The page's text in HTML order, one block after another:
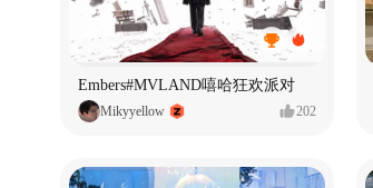
Embers#MVLAND嘻哈狂欢派对
Mikyyellow 202